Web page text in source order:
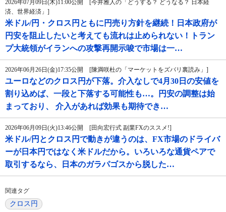
2026年07月09日(木)11:00公開 [今井雅人の「どうする？ どうなる？ 日本経
済、世界経済」]
米ドル/円・クロス円ともに円売り方針を継続！日本政府が
円安を阻止したいと考えても流れは止められない！トラン
プ大統領がイランへの攻撃再開示唆で市場は一…
2026年06月26日(金)17:35公開 [陳満咲杜の「マーケットをズバリ裏読み」]
ユーロなどのクロス円が下落。介入なしで4月30日の安値を
割り込めば、一段と下落する可能性も…。円安の調整は始
まっており、 介入があれば効果も期待でき…
2026年06月09日(火)13:46公開 [田向宏行式 副業FXのススメ!]
米ドル/円とクロス円で動きが違うのは、FX市場のドライバ
ーが日本円ではなく米ドルだから。いろいろな通貨ペアで
取引するなら、日本のガラパゴスから脱した…
関連タグ
クロス円